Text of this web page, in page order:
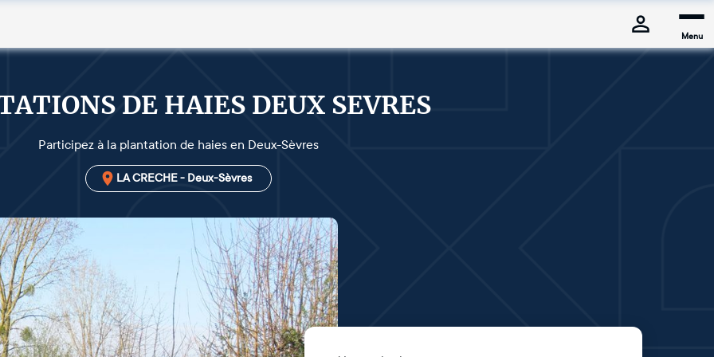
Menu
DE HAIES DEUX SEVRES
Participez à la plantation de haies en Deux-Sèvres
LA CRECHE - Deux-Sèvres